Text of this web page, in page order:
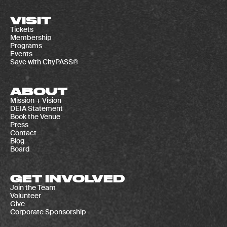
VISIT
Tickets
Membership
Programs
Events
Save with CityPASS®
ABOUT
Mission + Vision
DEIA Statement
Book the Venue
Press
Contact
Blog
Board
GET INVOLVED
Join the Team
Volunteer
Give
Corporate Sponsorship